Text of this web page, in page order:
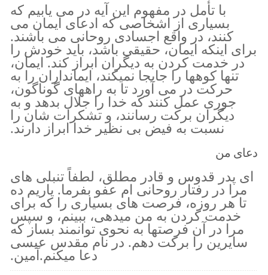
با تأمل در مفهوم این آیه در می یابیم که
بسیاری از اشخاصی که ادعای ایمان می
کنند، در واقع اجسادی روحانی می باشند.
برای اینکه ایمان، حقیقی باشد، باید خودش را
در خدمت کردن به دیگران ابراز کند. ایمان،
تنها کوهها را جابجا نمیکند، ایمانداران را به
حرکت در می آورد تا به راههای گوناگون،
جوری عمل کنند که خدا را جلال بدهد و به
دیگران برکت رسانند، و تشکرات شان را
نسبت به فیض بی نظیر خدا ابراز دارند.
دعای من
ای پدر قدوس و قادر مطلق، لطفاً تنبلی های
مرا در رفتار روحانی ام عفو بفرما. یاریم ده
تا هر روزه، فرصت های بسیاری را که برای
خدمت کردن به من میدهی، ببینم، و سپس
مرا در آن فرصتها به نحوی توانمند بساز که
سایرین را برکت دهم. در نام مقدس عیسی
دعا میکنم.آمین.